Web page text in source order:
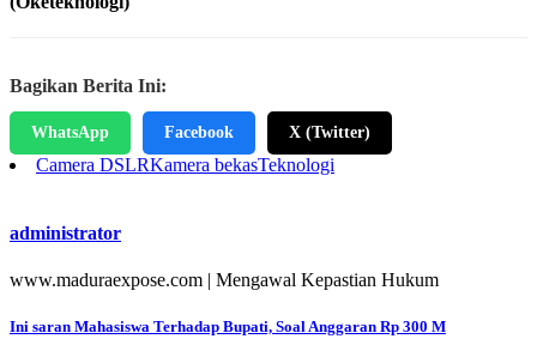
Bagikan Berita Ini:
WhatsApp Facebook X (Twitter)
Camera DSLRKamera bekasTeknologi
administrator
www.maduraexpose.com | Mengawal Kepastian Hukum
Navigasi
Ini saran Mahasiswa Terhadap Bupati, Soal Anggaran Rp 300 M